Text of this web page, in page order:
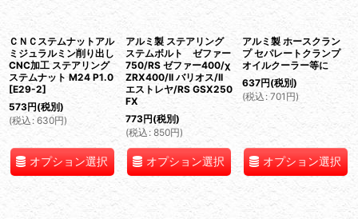
ＣＮＣステムナットアル
ミジュラルミン削り出し
CNC加工 ステアリング
ステムナット M24 P1.0
[E29-2]
573円(税別)
(税込 : 630円)
オプション選択
アルミ製 ステアリング
ステムボルト ゼファー
750/RS ゼファー400/χ
ZRX400/II バリオス/II
エストレヤ/RS GSX250
FX
773円(税別)
(税込 : 850円)
オプション選択
アルミ製 ホースクラン
プ セパレートクランプ
オイルクーラー等に
637円(税別)
(税込 : 701 円)
オプション選択